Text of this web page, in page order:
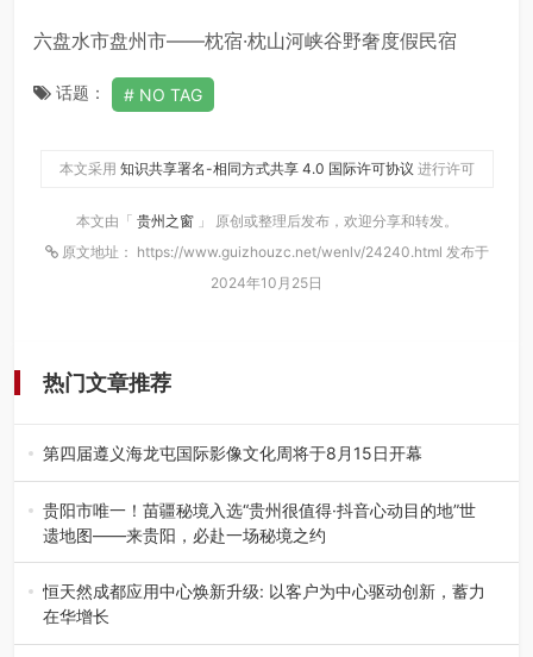
六盘水市盘州市——枕宿·枕山河峡谷野奢度假民宿
话题： NO TAG
本文采用 知识共享署名-相同方式共享 4.0 国际许可协议 进行许可
本文由「 贵州之窗 」 原创或整理后发布，欢迎分享和转发。
原文地址： https://www.guizhouzc.net/wenlv/24240.html 发布于
2024年10月25日
热门文章推荐
第四届遵义海龙屯国际影像文化周将于8月15日开幕
8月7日，第四届遵义海龙屯国际影像文化周媒体通气会在世
界文化遗产地海龙屯核心景区…
贵阳市唯一！苗疆秘境入选“贵州很值得·抖音心动目的地”世
遗地图——来贵阳，必赴一场秘境之约
2026年7月21日，2026年“贵州很值得”暨抖音“心动目的
地”（贵州站）主题…
恒天然成都应用中心焕新升级: 以客户为中心驱动创新，蓄力
在华增长
融合全球研发实力与本土洞察，深化客户共创，赋能西南市